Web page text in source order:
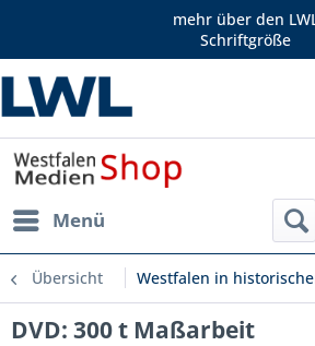
mehr über den
Schriftgröße
Menü
Übersicht Westfalen in
DVD: 300 t Maßarbeit